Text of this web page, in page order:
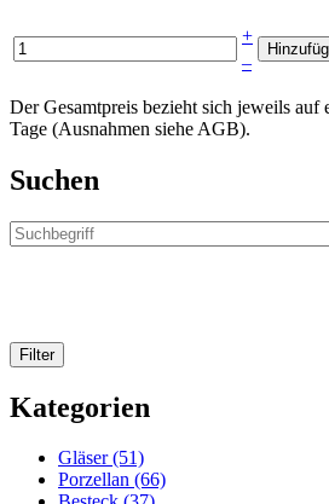
+
–
Der Gesamtpreis bezieht sich jeweils auf
Tage (Ausnahmen siehe AGB).
Suchen
Kategorien
Gläser (51)
Porzellan (66)